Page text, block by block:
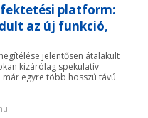
platform:
az új funkció,
jelentősen átalakult
kizárólag spekulatív
egyre több hosszú távú